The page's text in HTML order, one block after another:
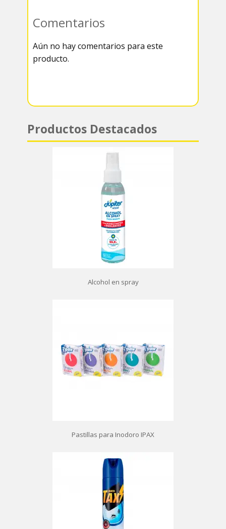
k
rr
a
m
s
A
p
Comentarios
Aún no hay comentarios para este
producto.
Productos Destacados
Alcohol en spray
Pastillas para Inodoro IPAX